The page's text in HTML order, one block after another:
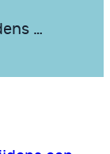
…